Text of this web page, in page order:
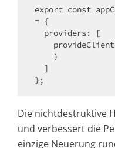
export const
= {
Die nichtdestruktive
und verbessert die
einzige Neuerung